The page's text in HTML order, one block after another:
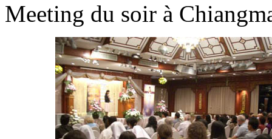
Meeting du soir à